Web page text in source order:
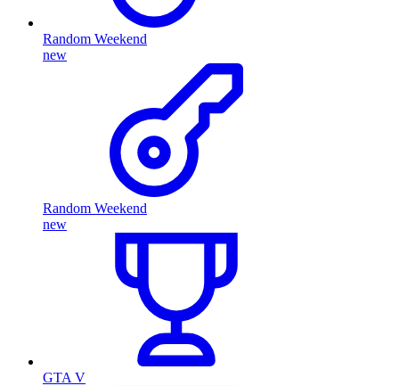
Random Weekend
new
Random Weekend
new
GTA V